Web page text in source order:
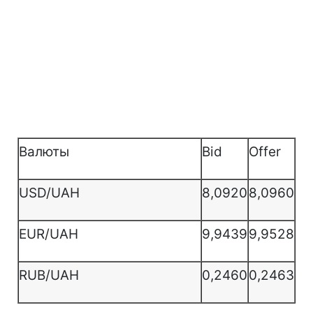
Валюты Bid Offer
USD/UAH 8,09208,0960
EUR/UAH 9,94399,9528
RUB/UAH 0,24600,2463